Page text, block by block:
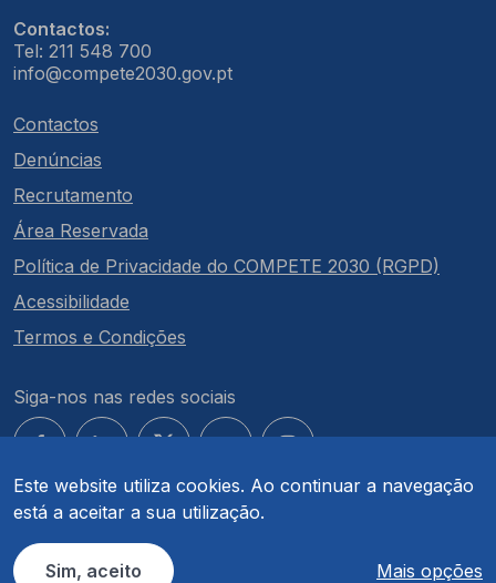
Este website utiliza cookies. Ao continuar a navegação
está a aceitar a sua utilização.
Sim, aceito Mais opções
Contactos:
Tel: 211 548 700
info@compete2030.gov.pt
Contactos
Denúncias
Recrutamento
Área Reservada
Política de Privacidade do COMPETE 2030 (RGPD)
Acessibilidade
Termos e Condições
Siga-nos nas redes sociais
© COMPETE 2030. Todos os direitos reservados.